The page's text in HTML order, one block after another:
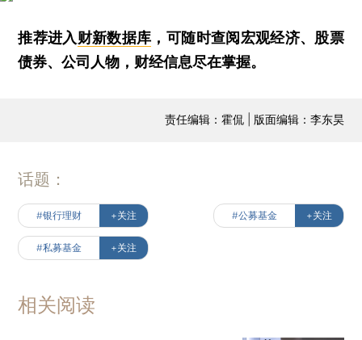
推荐进入财新数据库 ，可随时查阅宏观经济、股票
债券、公司人物，财经信息尽在掌握。
责任编辑：霍侃 | 版面编辑：李东昊
话题：
#银行理财 +关注 #公募基金 +关注
#私募基金 +关注
相关阅读